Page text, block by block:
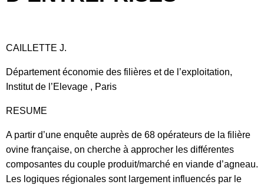
CAILLETTE J.
Département économie des filières et de l’exploitation,
Institut de l’Elevage , Paris
RESUME
A partir d’une enquête auprès de 68 opérateurs de la filière
ovine française, on cherche à approcher les différentes
composantes du couple produit/marché en viande d’agneau.
Les logiques régionales sont largement influencés par le